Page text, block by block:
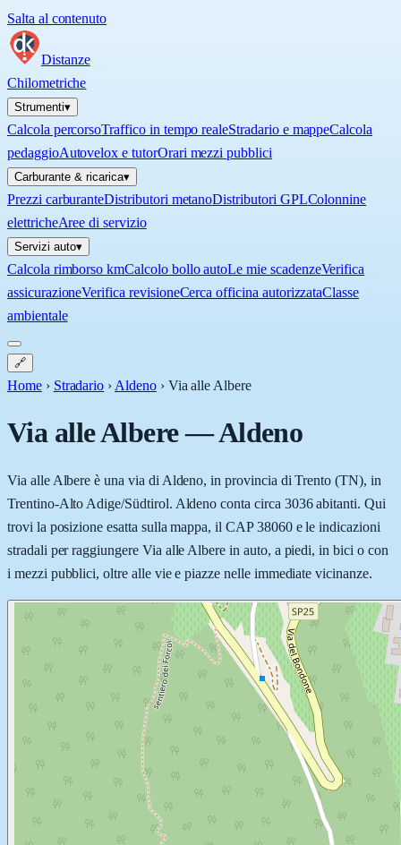
Salta al contenuto
Distanze
Chilometriche
Strumenti▾
Calcola percorsoTraffico in tempo realeStradario e mappeCalcola
pedaggioAutovelox e tutorOrari mezzi pubblici
Carburante & ricarica▾
Prezzi carburanteDistributori metanoDistributori GPLColonnine
elettricheAree di servizio
Servizi auto▾
Calcola rimborso kmCalcolo bollo autoLe mie scadenzeVerifica
assicurazioneVerifica revisioneCerca officina autorizzataClasse
ambientale
🔗
Home › Stradario › Aldeno › Via alle Albere
Via alle Albere—Aldeno
Via alle Albere è una via di Aldeno, in provincia di Trento (TN), in
Trentino-Alto Adige/Südtirol. Aldeno conta circa 3036 abitanti. Qui
trovi la posizione esatta sulla mappa, il CAP 38060 e le indicazioni
stradali per raggiungere Via alle Albere in auto, a piedi, in bici o con
i mezzi pubblici, oltre alle vie e piazze nelle immediate vicinanze.